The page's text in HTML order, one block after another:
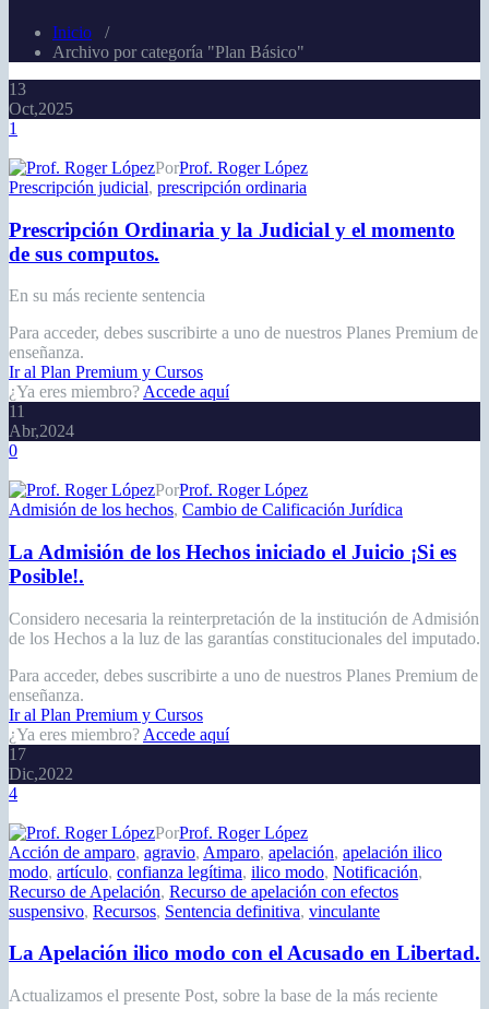
Inicio /
Archivo por categoría "Plan Básico"
13
Oct,2025
1
PorProf. Roger López
Prescripción judicial, prescripción ordinaria
Prescripción Ordinaria y la Judicial y el momento
de sus computos.
En su más reciente sentencia
Para acceder, debes suscribirte a uno de nuestros Planes Premium de
enseñanza.
Ir al Plan Premium y Cursos
¿Ya eres miembro? Accede aquí
11
Abr,2024
0
PorProf. Roger López
Admisión de los hechos, Cambio de Calificación Jurídica
La Admisión de los Hechos iniciado el Juicio ¡Si es
Posible!.
Considero necesaria la reinterpretación de la institución de Admisión
de los Hechos a la luz de las garantías constitucionales del imputado.
Para acceder, debes suscribirte a uno de nuestros Planes Premium de
enseñanza.
Ir al Plan Premium y Cursos
¿Ya eres miembro? Accede aquí
17
Dic,2022
4
PorProf. Roger López
Acción de amparo, agravio, Amparo, apelación, apelación ilico
modo, artículo, confianza legítima, ilico modo, Notificación,
Recurso de Apelación, Recurso de apelación con efectos
suspensivo, Recursos, Sentencia definitiva, vinculante
La Apelación ilico modo con el Acusado en Libertad.
Actualizamos el presente Post, sobre la base de la más reciente